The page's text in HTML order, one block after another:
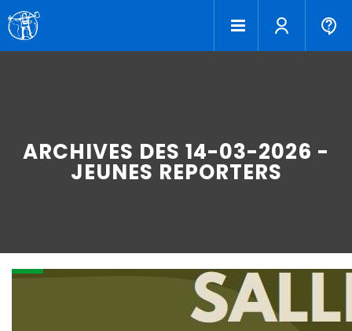
ARCHIVES DES 14-03-2026 -
JEUNES REPORTERS